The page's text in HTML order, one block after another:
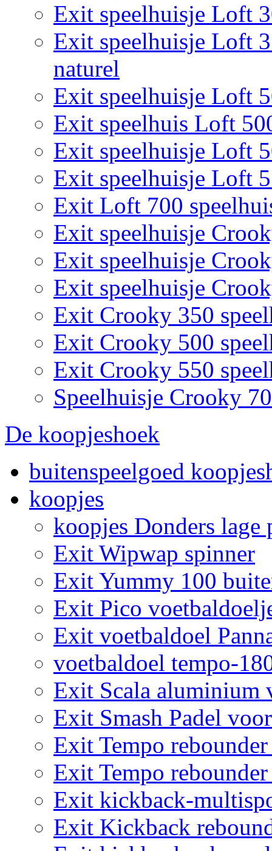
Exit speelhuisje Loft
Exit speelhuisje Loft
naturel
Exit speelhuisje Loft
Exit speelhuis Loft
Exit speelhuisje Loft
Exit speelhuisje Loft
Exit Loft 700
Exit speelhuisje
Exit speelhuisje
Exit speelhuisje
Exit Crooky 350
Exit Crooky 500
Exit Crooky 550
Speelhuisje Crooky
De koopjeshoek
buitenspeelgoed
koopjes
koopjes Donders lage
Exit Wipwap spinner
Exit Yummy 100
Exit Pico
Exit voetbaldoel
voetbaldoel tempo-
Exit Scala aluminium
Exit Smash Padel
Exit Tempo
Exit Tempo
Exit kickback-
Exit Kickback